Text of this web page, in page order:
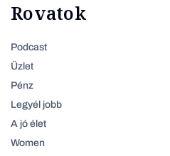
Rovatok
Podcast
Üzlet
Pénz
Legyél jobb
A jó élet
Women